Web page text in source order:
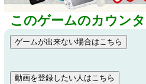
このゲームのカウン